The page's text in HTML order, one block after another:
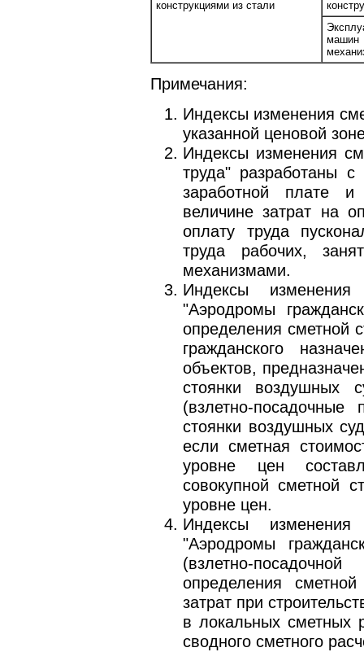
конструкциями из стали
Примечания:
Индексы изменения
указанной ценовой
Индексы изменения
труда" разработаны
заработной плате и
величине затрат на
оплату труда
труда рабочих,
механизмами.
Индексы
"Аэродромы
определения сметной
гражданского
объектов,
стоянки воздушных
(взлетно-
стоянки воздушных
если сметная
уровне цен
совокупной сметной
уровне цен.
Индексы
"Аэродромы
(взлетно-
определения
затрат при
в локальных сметных
сводного сметного